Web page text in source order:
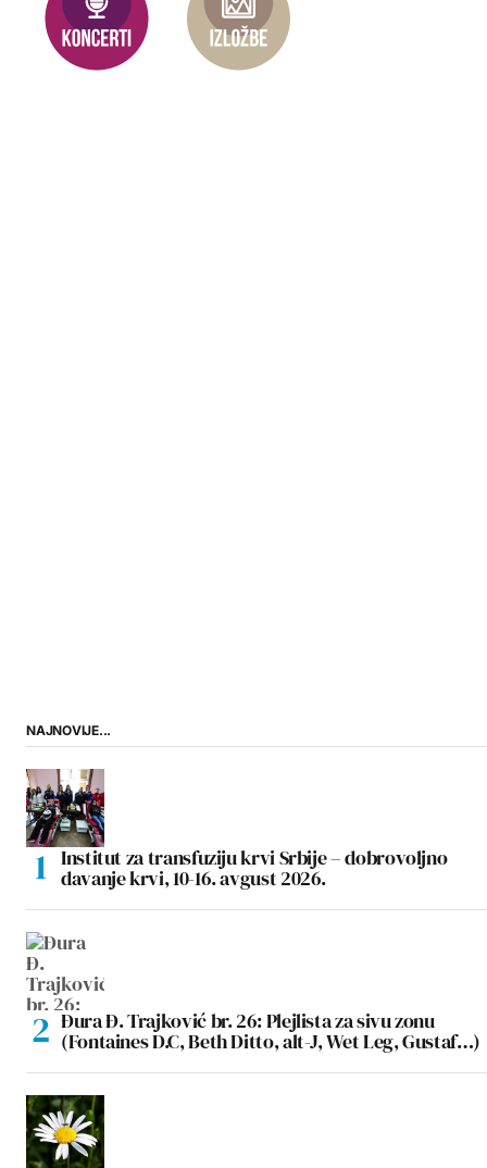
NAJNOVIJE...
Institut za transfuziju krvi Srbije – dobrovoljno
davanje krvi, 10-16. avgust 2026.
Đura Đ. Trajković br. 26: Plejlista za sivu zonu
(Fontaines D.C, Beth Ditto, alt-J, Wet Leg, Gustaf…)